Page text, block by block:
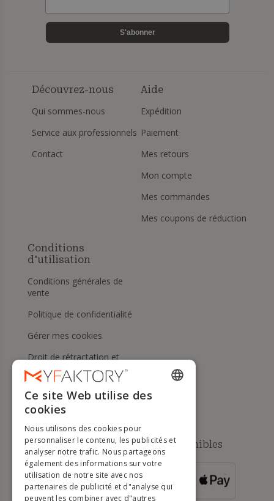
S'abonner
Découvrez-nous
Qui sommes-nous
Service aux professionnels
Contact
Aide
Expédition
Paiement
Mes retours
Mon compte
Mes commandes
Mes coupons de réduction
Conditions
d'utilisation
Conditions générales de
vente
Politique de confidentialité
Gérer mes cookies
Droit de rétractation et
retours
Aide
Méthodes de paiement disponibles
POUR LES
COMMANDES
SUPÉRIEURES À
ENGLISH
DUTCH
GERMAN
Ce site Web utilise des
cookies
Nous utilisons des cookies pour
personnaliser le contenu, les publicités et
analyser notre trafic. Nous partageons
également des informations sur votre
utilisation de notre site avec nos
partenaires de publicité et d"analyse qui
peuvent les combiner avec d"autres